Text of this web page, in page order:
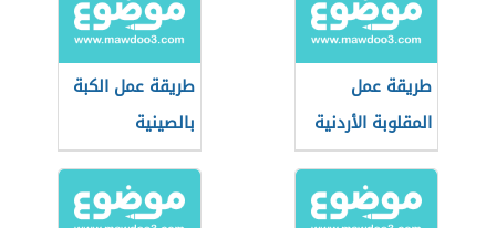
طريقة عمل
المقلوبة الأردنية
طريقة عمل الكبة
بالصينية